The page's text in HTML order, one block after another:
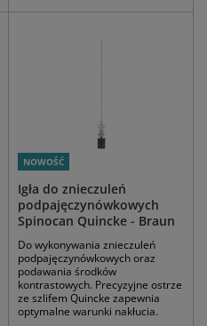
NOWOŚĆ
Igła do znieczuleń
podpajęczynówkowych
Spinocan Quincke - Braun
Do wykonywania znieczuleń
podpajęczynówkowych oraz
podawania środków
kontrastowych. Precyzyjne ostrze
ze szlifem Quincke zapewnia
optymalne warunki nakłucia.